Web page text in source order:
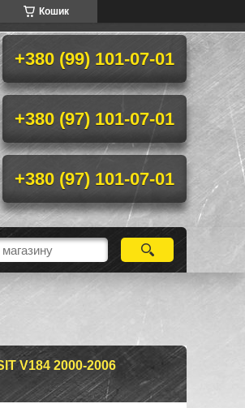
Кошик
+380 (99) 101-07-01
+380 (97) 101-07-01
+380 (97) 101-07-01
V184 2000-2006